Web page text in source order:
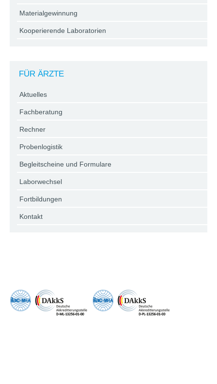
Materialgewinnung
Kooperierende Laboratorien
FÜR ÄRZTE
Aktuelles
Fachberatung
Rechner
Probenlogistik
Begleitscheine und Formulare
Laborwechsel
Fortbildungen
Kontakt